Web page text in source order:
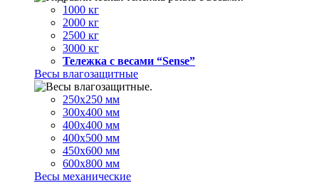
1000 кг
2000 кг
2500 кг
3000 кг
Тележка с весами “Sense”
Весы влагозащитные
250х250 мм
300х400 мм
400х400 мм
400х500 мм
450х600 мм
600х800 мм
Весы механические